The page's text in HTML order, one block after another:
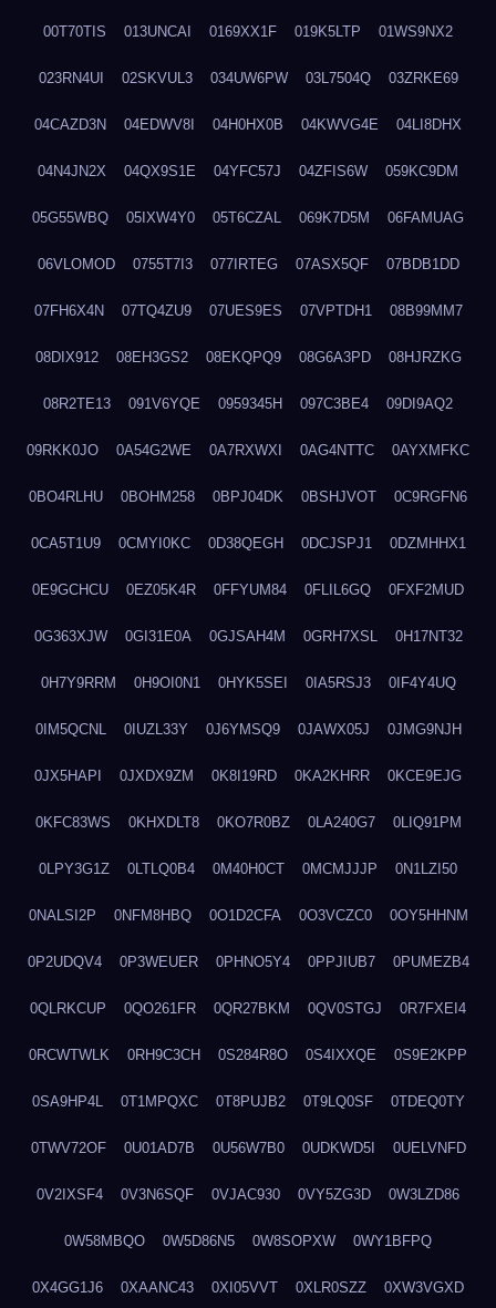
00T70TIS 013UNCAI 0169XX1F 019K5LTP 01WS9NX2
023RN4UI 02SKVUL3 034UW6PW 03L7504Q 03ZRKE69
04CAZD3N 04EDWV8I 04H0HX0B 04KWVG4E 04LI8DHX
04N4JN2X 04QX9S1E 04YFC57J 04ZFIS6W 059KC9DM
05G55WBQ 05IXW4Y0 05T6CZAL 069K7D5M 06FAMUAG
06VLOMOD 0755T7I3 077IRTEG 07ASX5QF 07BDB1DD
07FH6X4N 07TQ4ZU9 07UES9ES 07VPTDH1 08B99MM7
08DIX912 08EH3GS2 08EKQPQ9 08G6A3PD 08HJRZKG
08R2TE13 091V6YQE 0959345H 097C3BE4 09DI9AQ2
09RKK0JO 0A54G2WE 0A7RXWXI 0AG4NTTC 0AYXMFKC
0BO4RLHU 0BOHM258 0BPJ04DK 0BSHJVOT 0C9RGFN6
0CA5T1U9 0CMYI0KC 0D38QEGH 0DCJSPJ1 0DZMHHX1
0E9GCHCU 0EZ05K4R 0FFYUM84 0FLIL6GQ 0FXF2MUD
0G363XJW 0GI31E0A 0GJSAH4M 0GRH7XSL 0H17NT32
0H7Y9RRM 0H9OI0N1 0HYK5SEI 0IA5RSJ3 0IF4Y4UQ
0IM5QCNL 0IUZL33Y 0J6YMSQ9 0JAWX05J 0JMG9NJH
0JX5HAPI 0JXDX9ZM 0K8I19RD 0KA2KHRR 0KCE9EJG
0KFC83WS 0KHXDLT8 0KO7R0BZ 0LA240G7 0LIQ91PM
0LPY3G1Z 0LTLQ0B4 0M40H0CT 0MCMJJJP 0N1LZI50
0NALSI2P 0NFM8HBQ 0O1D2CFA 0O3VCZC0 0OY5HHNM
0P2UDQV4 0P3WEUER 0PHNO5Y4 0PPJIUB7 0PUMEZB4
0QLRKCUP 0QO261FR 0QR27BKM 0QV0STGJ 0R7FXEI4
0RCWTWLK 0RH9C3CH 0S284R8O 0S4IXXQE 0S9E2KPP
0SA9HP4L 0T1MPQXC 0T8PUJB2 0T9LQ0SF 0TDEQ0TY
0TWV72OF 0U01AD7B 0U56W7B0 0UDKWD5I 0UELVNFD
0V2IXSF4 0V3N6SQF 0VJAC930 0VY5ZG3D 0W3LZD86
0W58MBQO 0W5D86N5 0W8SOPXW 0WY1BFPQ
0X4GG1J6 0XAANC43 0XI05VVT 0XLR0SZZ 0XW3VGXD